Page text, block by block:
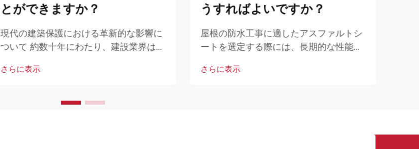
とができますか？
現代の建築保護における革新的な影響に
ついて 約数十年にわたり、建設業界は建
遂げており、ポリウレタン防水コーティ
ションとして登場しています…
さらに表示
うすればよいですか？
屋根の防水工事に適したアスファルトシ
ートを選定する際には、長期的な性能と
因を慎重に検討する必要があります。専
さらに表示